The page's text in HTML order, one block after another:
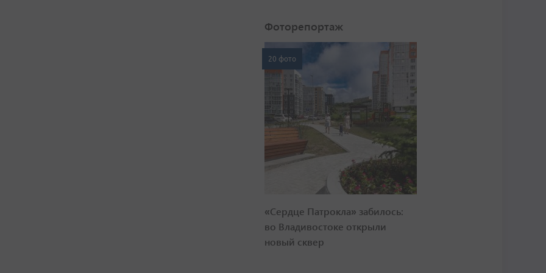
Фоторепортаж
20 фото
«Сердце Патрокла» забилось:
во Владивостоке открыли
новый сквер